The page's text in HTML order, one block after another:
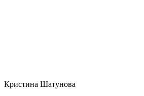
Кристина Шатунова